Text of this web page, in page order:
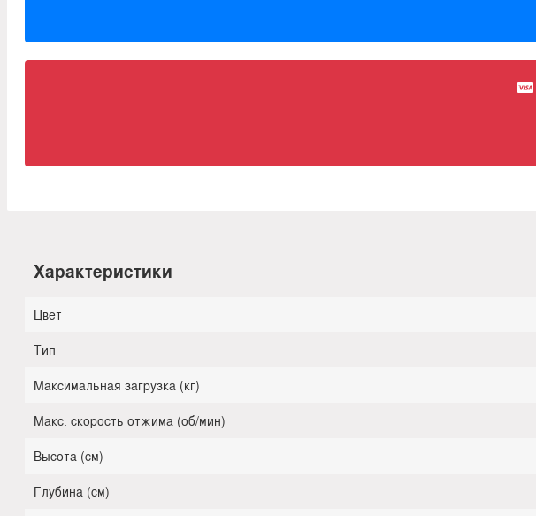
Характеристики
Цвет
Тип
Максимальная загрузка (кг)
Макс. скорость отжима (об/мин)
Высота (см)
Глубина (см)